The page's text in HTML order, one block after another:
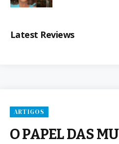
Latest Reviews
ARTIGOS
O PAPEL DAS